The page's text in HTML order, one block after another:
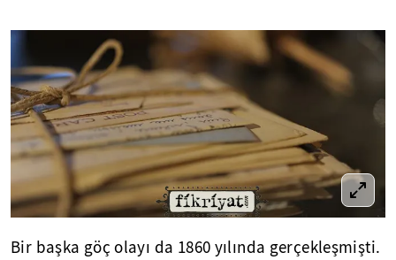
Bir başka göç olayı da 1860 yılında gerçekleşmişti.